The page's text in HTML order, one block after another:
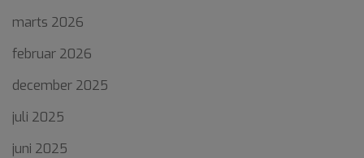
marts 2026
februar 2026
december 2025
juli 2025
juni 2025